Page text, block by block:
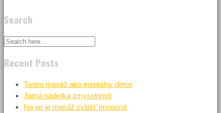
Search
Recent Posts
Tantra masáž ako mentálny detox
Jarná nádielka zmyselnosti
Na jar je masáž zvlášť prínosná